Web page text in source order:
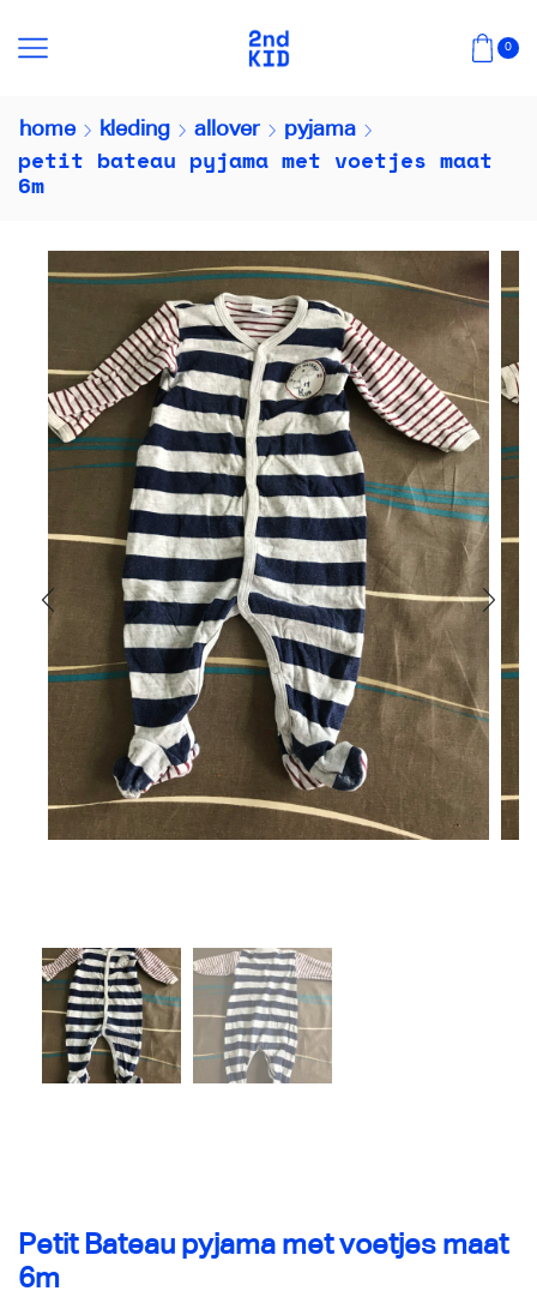
0
home kleding allover pyjama
petit bateau pyjama met voetjes maat
6m
Petit Bateau pyjama met voetjes maat
6m